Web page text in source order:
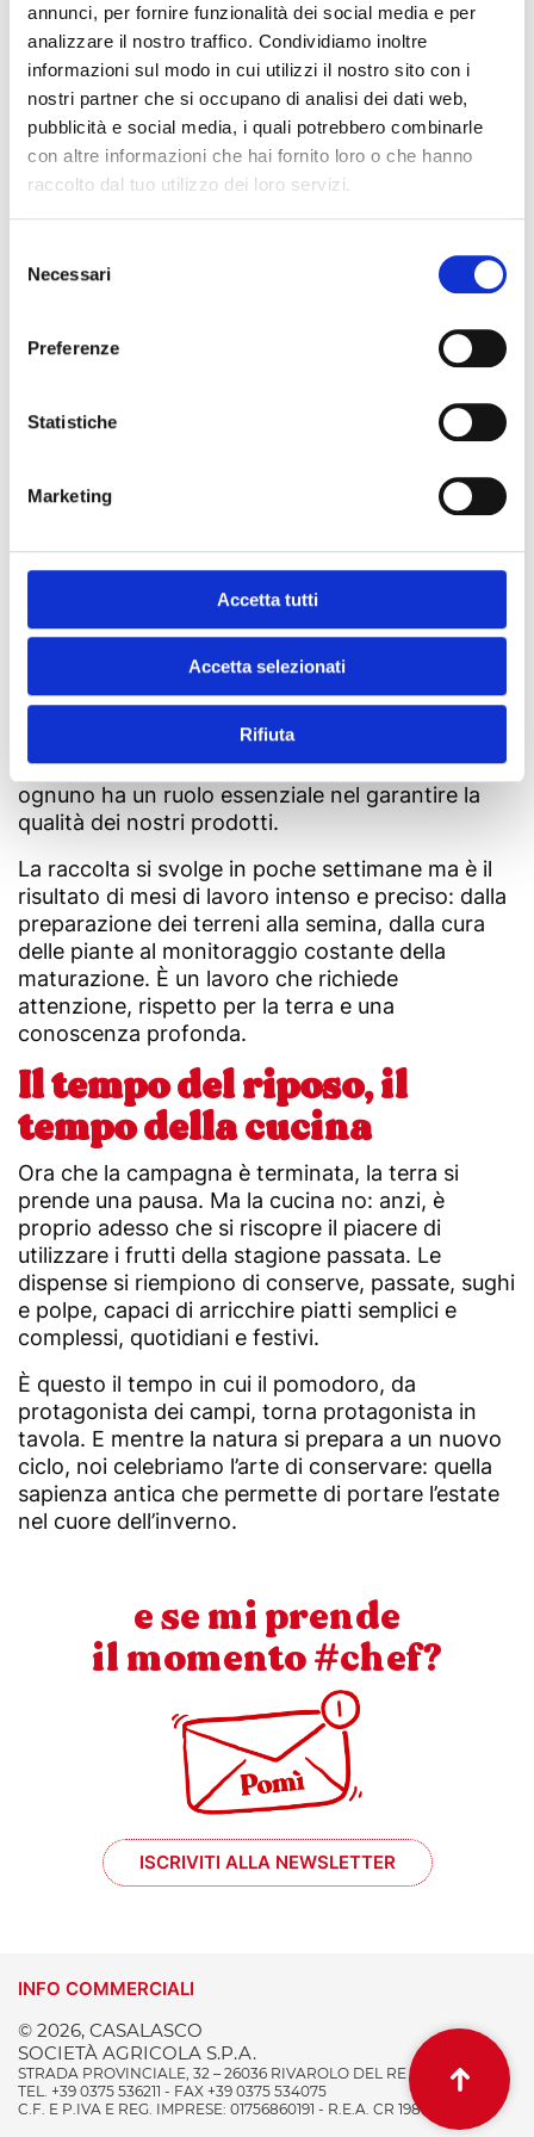
annunci, per fornire funzionalità dei social media e per
analizzare il nostro traffico. Condividiamo inoltre
informazioni sul modo in cui utilizzi il nostro sito con i
nostri partner che si occupano di analisi dei dati web,
pubblicità e social media, i quali potrebbero combinarle
con altre informazioni che hai fornito loro o che hanno
raccolto dal tuo utilizzo dei loro servizi.
delNecessari
Preferenze
Statistiche
Marketing
Accetta tutti
Accetta selezionati
Rifiuta
agricoltura, contiene il seme di un nuovo inizio.
La bellezza del “fresco
trasformato”
La coltivazione del pomodoro vive del perfetto
equilibrio tra natura e sapere umano. I frutti
maturano sotto il sole estivo, acquisendo gusto e
colore, per essere raccolti nel loro momento
migliore e lavorati in poche ore. È in questo breve
racchiude l’essenza dei nostri pomodori 100%
subito lavorati in passata, polpa, cubetti e sughi.
dell’estate per tutto l’anno. I profumi, i sapori e i
ingrediente, ma una delle fondamenta della
cucina italiana.
Una filiera che racconta
Dietro a ogni pomodoro Pomì c’è una filiera fatta
di persone, territori e saperi condivisi. Coltivatori,
agronomi, operatori delle linee di trasformazione:
ognuno ha un ruolo essenziale nel garantire la
qualità dei nostri prodotti.
La raccolta si svolge in poche settimane ma è il
risultato di mesi di lavoro intenso e preciso: dalla
preparazione dei terreni alla semina, dalla cura
delle piante al monitoraggio costante della
maturazione. È un lavoro che richiede
attenzione, rispetto per la terra e una
conoscenza profonda.
Il tempo del riposo, il
tempo della cucina
Ora che la campagna è terminata, la terra si
prende una pausa. Ma la cucina no: anzi, è
proprio adesso che si riscopre il piacere di
utilizzare i frutti della stagione passata. Le
dispense si riempiono di conserve, passate, sughi
e polpe, capaci di arricchire piatti semplici e
complessi, quotidiani e festivi.
È questo il tempo in cui il pomodoro, da
protagonista dei campi, torna protagonista in
tavola. E mentre la natura si prepara a un nuovo
ciclo, noi celebriamo l’arte di conservare: quella
sapienza antica che permette di portare l’estate
nel cuore dell’inverno.
e se mi prende
il momento #chef?
ISCRIVITI ALLA NEWSLETTER
INFO COMMERCIALI
© 2026, CASALASCO
SOCIETÀ AGRICOLA S.P.A.
STRADA PROVINCIALE, 32 – 26036 RIVAROLO DEL RE (CR) ITALY
TEL. +39 0375 536211 - FAX +39 0375 534075
C.F. E P.IVA E REG. IMPRESE: 01756860191 - R.E.A. CR 198996